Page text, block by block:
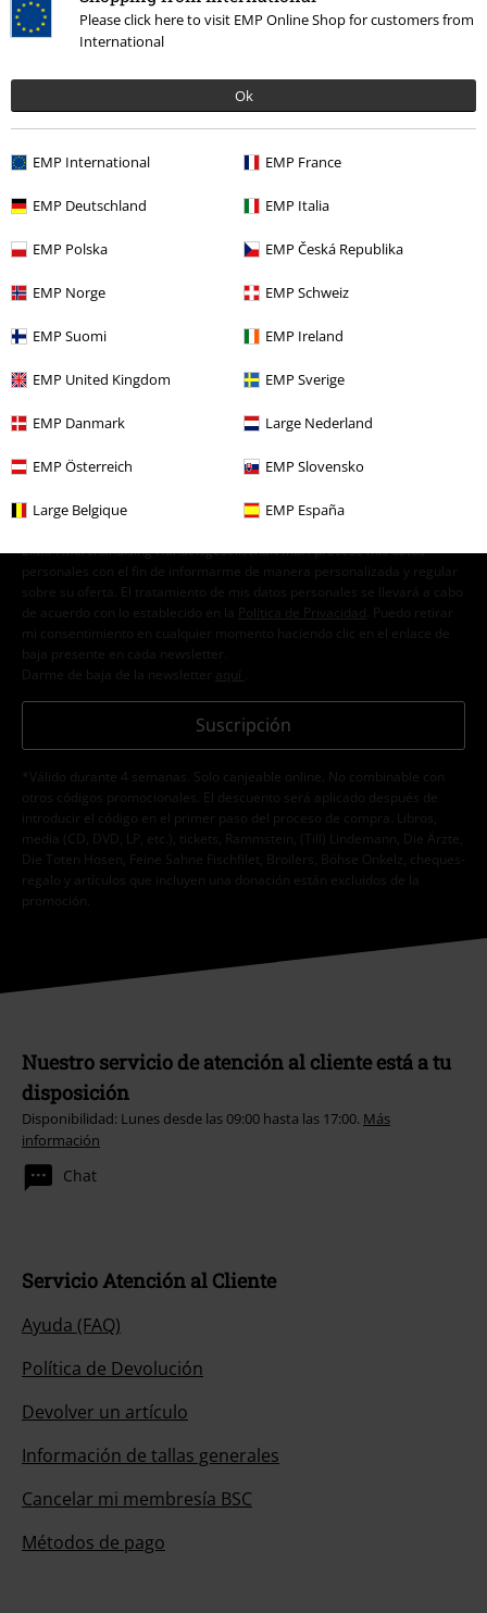
Please click here to visit EMP Online Shop for customers from
International
Ok
EMP International EMP France
EMP Deutschland EMP Italia
EMP Polska EMP Česká Republika
EMP Norge EMP Schweiz
EMP Suomi EMP Ireland
EMP United Kingdom EMP Sverige
EMP Danmark Large Nederland
EMP Österreich EMP Slovensko
Large Belgique EMP España
Más categorías. Más opciones
Ropa & accesorios Joyería y otros Sombreros y gorras
Nuevo Accesorios Caps
Band Merch Top Bands Iron Maiden Accesorios
Accesorios Sombreros y gorras Gorras
Estilos Ideas de regalo
¡Cheque regalo del 15% de descuento,
suscríbete ahora!
E.M.P. Merchandising Handelsgesellschaft mbH procese mis datos
personales con el fin de informarme de manera personalizada y regular
sobre su oferta. El tratamiento de mis datos personales se llevará a cabo
de acuerdo con lo establecido en la
Política de Privacidad . Puedo retirar
mi consentimiento en cualquier momento haciendo clic en el enlace de
baja presente en cada newsletter.
Darme de baja de la newsletter
aquí
Suscripción
*Válido durante 4 semanas. Solo canjeable online. No combinable con
otros códigos promocionales. El descuento será aplicado después de
introducir el código en el primer paso del proceso de compra. Libros,
media (CD, DVD, LP, etc.), tickets, Rammstein, (Till) Lindemann, Die Ärzte,
Die Toten Hosen, Feine Sahne Fischfilet, Broilers, Böhse Onkelz, cheques-
regalo y artículos que incluyen una donación están excluidos de la
promoción.
Nuestro servicio de atención al cliente está a tu
disposición
Disponibilidad: Lunes desde las 09:00 hasta las 17:00. Más
información
Chat
Servicio Atención al Cliente
Ayuda (FAQ)
Política de Devolución
Devolver un artículo
Información de tallas generales
Cancelar mi membresía BSC
Métodos de pago